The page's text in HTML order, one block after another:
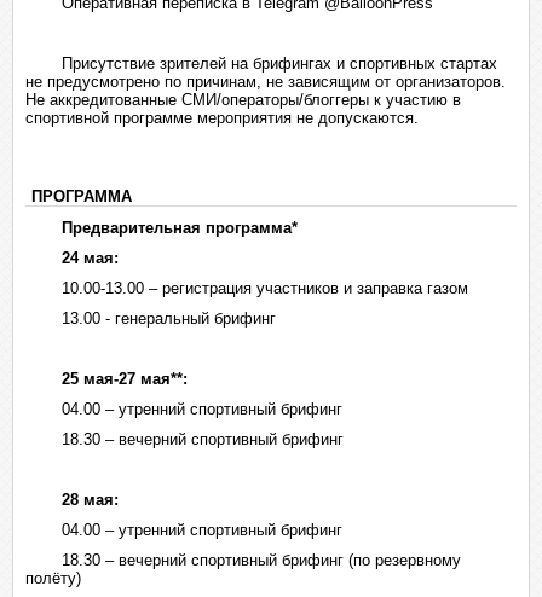
Присутствие зрителей на брифингах и спортивных стартах
не предусмотрено по причинам, не зависящим от организаторов.
Не аккредитованные СМИ/операторы/блоггеры к участию в
спортивной программе мероприятия не допускаются.
ПРОГРАММА
Предварительная программа*
24 мая:
10.00-13.00 – регистрация участников и заправка газом
13.00 - генеральный брифинг
25 мая-27 мая**:
04.00 – утренний спортивный брифинг
18.30 – вечерний спортивный брифинг
28 мая:
04.00 – утренний спортивный брифинг
18.30 – вечерний спортивный брифинг (по резервному
полёту)